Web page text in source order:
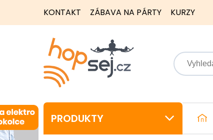
KONTAKT ZÁBAVA NA PÁRTY KURZY
PRODUKTY